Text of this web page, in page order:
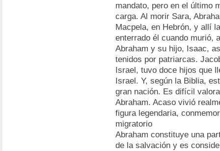
mandato, pero en el último
carga. Al morir Sara,
Macpela, en Hebrón, y allí
enterrado él cuando murió,
Abraham y su hijo, Isaac,
tenidos por patriarcas.
Israel, tuvo doce hijos que
Israel. Y, según la Biblia,
gran nación. Es difícil
Abraham. Acaso vivió
figura legendaria,
migratorio
Abraham constituye una
de la salvación y es